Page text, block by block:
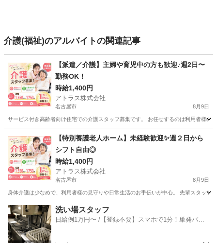
介護(福祉)のアルバイトの関連記事
【派遣／介護】主婦や育児中の方も歓迎♪週2日〜
勤務OK！
時給1,400円
アトラス株式会社
名古屋市 8月9日
サービス付き高齢者向け住宅での介護スタッフ募集です。 お任せするのは利用者様
介護士
【特別養護老人ホーム】未経験歓迎✨週２日から
シフト自由◎
時給1,400円
アトラス株式会社
名古屋市 8月9日
身体介護は少なめで、利用者様の見守りや日常生活のお手伝いが中心。 先輩スタッ
愛知 名古屋市 介護士
洗い場スタッフ
日給例1万円〜 /【登録不要】スマホで1分！単発バイ